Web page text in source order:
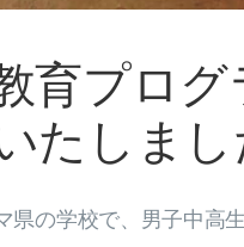
育プロ
たしまし
県の学校で、男子中高